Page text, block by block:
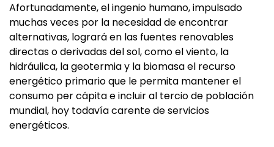
Afortunadamente, el ingenio humano, impulsado
muchas veces por la necesidad de encontrar
alternativas, logrará en las fuentes renovables
directas o derivadas del sol, como el viento, la
hidráulica, la geotermia y la biomasa el recurso
energético primario que le permita mantener el
consumo per cápita e incluir al tercio de población
mundial, hoy todavía carente de servicios
energéticos.